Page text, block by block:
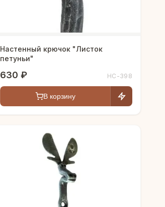
Настенный крючок "Листок
петуньи"
630 ₽ HC-398
В корзину